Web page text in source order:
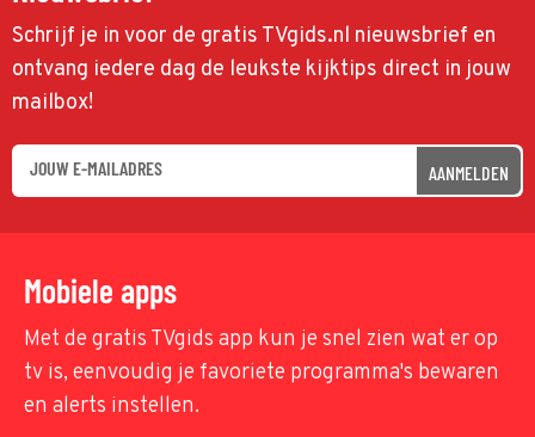
Schrijf je in voor de gratis TVgids.nl nieuwsbrief en
ontvang iedere dag de leukste kijktips direct in jouw
mailbox!
AANMELDEN
Mobiele apps
Met de gratis TVgids app kun je snel zien wat er op
tv is, eenvoudig je favoriete programma's bewaren
en alerts instellen.